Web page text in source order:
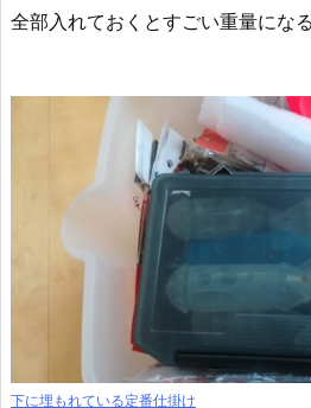
全部入れておくとすごい重量になる
下に埋もれている定番仕掛け